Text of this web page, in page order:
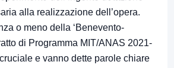
alla realizzazione dell’opera.
o meno della ‘Benevento-
di Programma MIT/ANAS 2021-
e vanno dette parole chiare